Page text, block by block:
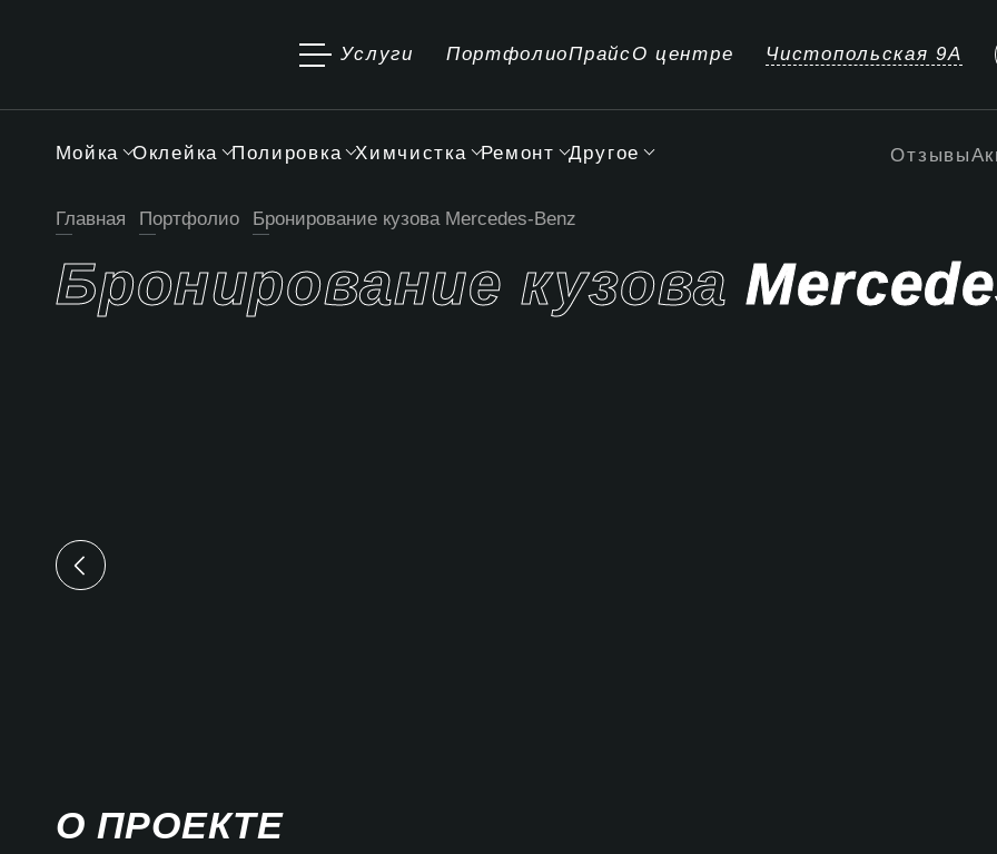
Услуги ПортфолиоПрайсО центре Чистопольская 9А
Мойка Оклейка Полировка Химчистка Ремонт Другое Отзывы
Главная Портфолио Бронирование кузова Mercedes-Benz
Бронирование кузова
О ПРОЕКТЕ